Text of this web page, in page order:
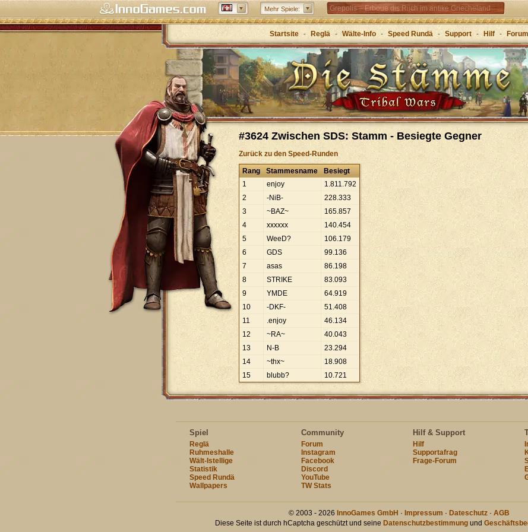
Mehr Spiele: Grepolis – Erboue dis Riich im antike Griecheland
Startsite - Reglä - Wälte-Info - Speed Rundä - Support - Hilf - Forum
#3624 Zwischen SDS: Stamm - Besiegte Gegner
Zurück zu den Speed-Runden
Rang Stammesname
Besiegt
1
enjoy 1.811.792
2
-NiB- 228.333
3
~BAZ~ 165.857
4
xxxxxx 140.454
5
WeeD? 106.179
6
GDS 99.136
7
asas 86.198
8
STRIKE 83.093
9
YMDE 64.919
10
-DKF- 51.408
11
.enjoy 46.134
12
~RA~ 40.043
13
N-B 23.294
14
~thx~ 18.908
15
blubb? 10.721
Spiel
Reglä
Ruhmeshalle
Wält-Istellige
Statistik
Speed Rundä
Wallpapers
Community
Forum
Instagram
Facebook
Discord
YouTube
TW Stats
Hilf & Support
Hilf
Supportafrag
Frage-Forum
© 2003 - 2026 InnoGames GmbH · Impressum · Dateschutz · AGB
Diese Seite ist durch hCaptcha geschützt und seine Datenschutzbestimmung und